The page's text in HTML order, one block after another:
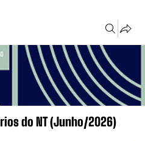
do NT (Junho/2026)